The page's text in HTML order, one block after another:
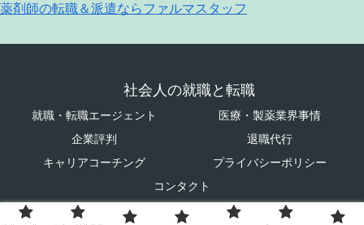
薬剤師の転職＆派遣ならファルマスタッフ
社会人の就職と転職
就職・転職エージェント
医療・製薬業界事情
企業評判
退職代行
キャリアコーチング
プライバシーポリシー
コンタクト
© 2023 社会人の就職と転職.